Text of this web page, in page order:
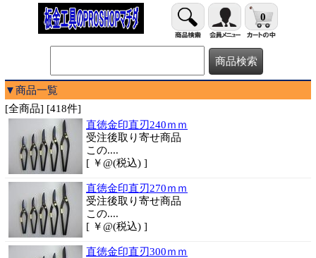
0
▼商品一覧
[全商品] [418件]
直徳金印直刃240ｍｍ
受注後取り寄せ商品
この....
[ ￥@(税込) ]
直徳金印直刃270ｍｍ
受注後取り寄せ商品
この....
[ ￥@(税込) ]
直徳金印直刃300ｍｍ